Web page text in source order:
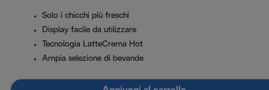
Solo i chicchi più freschi
Display facile da utilizzare
Tecnologia LatteCrema Hot
Ampia selezione di bevande